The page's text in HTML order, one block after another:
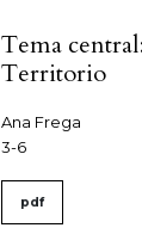
Tema
Territorio
Ana Frega
3-6
pdf